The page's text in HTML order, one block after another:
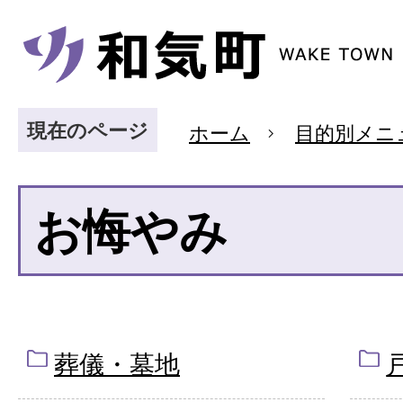
現在のページ ホーム 目的別メニ
お悔やみ
葬儀・墓地